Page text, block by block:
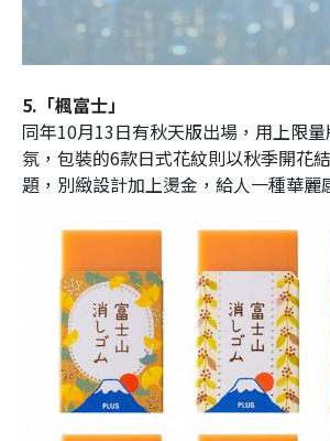
5.「楓富士」
同年10月13日有秋天版出場，用上限
氛，包裝的6款日式花紋則以秋季開花
題，別緻設計加上燙金，給人一種華麗